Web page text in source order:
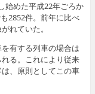
始めた平成22年ごろか
2852件。前年に比べ
れていた。
有する列車の場合は
る。これにより従来
、原則としてこの車